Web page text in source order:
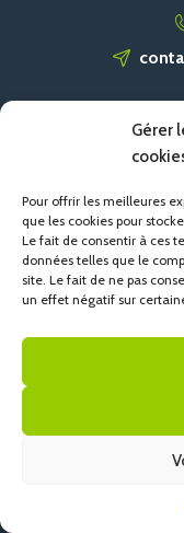
Gérer
Pour offrir les meilleures
que les cookies pour
Le fait de consentir à ces
données telles que le
site. Le fait de ne pas
un effet négatif sur